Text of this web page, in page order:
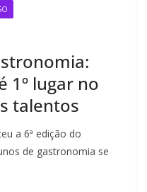
1º lugar no
talentos
a 6ª edição do
de gastronomia se